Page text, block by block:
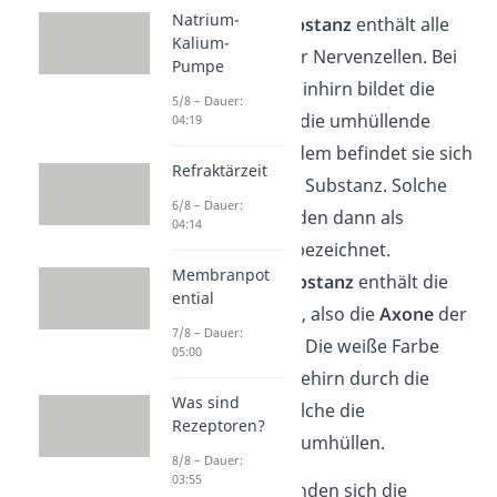
Diegraue Substanzenthält alle
Zellkörper
der Nervenzellen. Bei
Groß- und Kleinhirn bildet die
graue Masse die umhüllende
Rinde. Außerdem befindet sie sich
in der weißen Substanz. Solche
Bereiche werden dann als
Kerngebiete bezeichnet.
Dieweiße Substanzenthält die
Nervenfasern, also dieAxoneder
Nervenzellen. Die weiße Farbe
entsteht im Gehirn durch die
Gliazellen, welche die
Nervenzellen umhüllen.
Beim Gehirn befinden sich die
Natrium-
Kalium-
Pumpe
5/8 – Dauer:
04:19
Refraktärzeit
6/8 – Dauer:
04:14
Membranpot
ential
7/8 – Dauer:
05:00
Was sind
Rezeptoren?
8/8 – Dauer:
03:55